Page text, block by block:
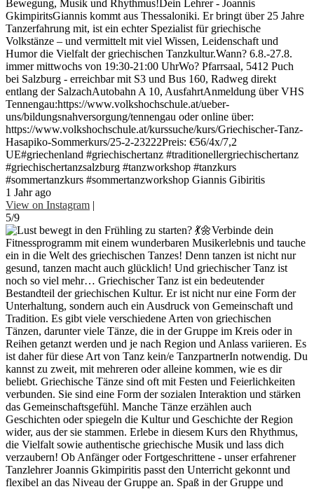
Bewegung, Musik und Rhythmus!Dein Lehrer - Joannis
GkimpiritsGiannis kommt aus Thessaloniki. Er bringt über 25 Jahre
Tanzerfahrung mit, ist ein echter Spezialist für griechische
Volkstänze – und vermittelt mit viel Wissen, Leidenschaft und
Humor die Vielfalt der griechischen Tanzkultur.Wann? 6.8.-27.8.
immer mittwochs von 19:30-21:00 UhrWo? Pfarrsaal, 5412 Puch
bei Salzburg - erreichbar mit S3 und Bus 160, Radweg direkt
entlang der SalzachAutobahn A 10, AusfahrtAnmeldung über VHS
Tennengau:https://www.volkshochschule.at/ueber-
uns/bildungsnahversorgung/tennengau oder online über:
https://www.volkshochschule.at/kurssuche/kurs/Griechischer-Tanz-
Hasapiko-Sommerkurs/25-2-23222Preis: €56/4x/7,2
UE#griechenland #griechischertanz #traditionellergriechischertanz
#griechischertanzsalzburg #tanzworkshop #tanzkurs
#sommertanzkurs #sommertanzworkshop Giannis Gibiritis
1 Jahr ago
View on Instagram |
5/9